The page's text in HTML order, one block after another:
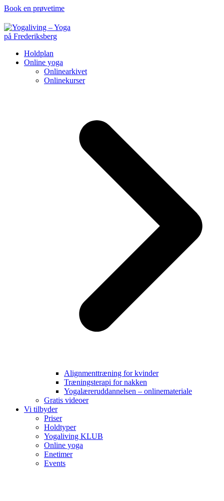
Book en prøvetime
Holdplan
Online yoga
Onlinearkivet
Onlinekurser
Alignmenttræning for kvinder
Træningsterapi for nakken
Yogalæreruddannelsen – onlinemateriale
Gratis videoer
Vi tilbyder
Priser
Holdtyper
Yogaliving KLUB
Online yoga
Enetimer
Events